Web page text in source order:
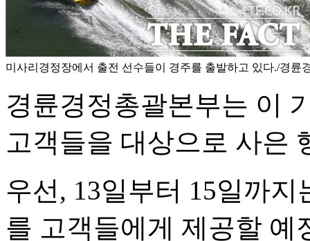
미사리경정장에서 출전 선수들이 경주를 출발하고 있다./경륜
경륜경정총괄본부는 이
고객들을 대상으로 사은
우선, 13일부터 15일까
를 고객들에게 제공할 예